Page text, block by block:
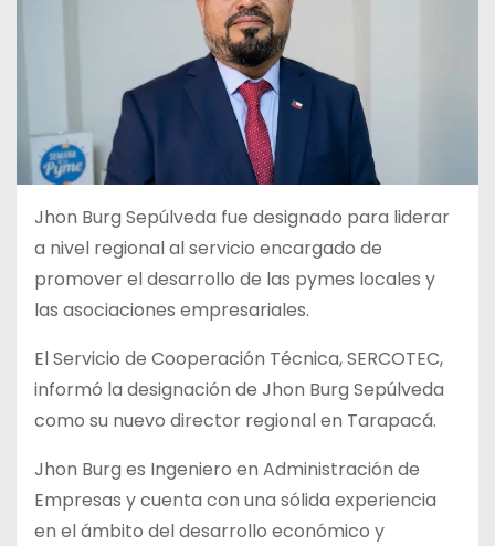
Jhon Burg Sepúlveda fue designado para liderar
a nivel regional al servicio encargado de
promover el desarrollo de las pymes locales y
las asociaciones empresariales.
El Servicio de Cooperación Técnica, SERCOTEC,
informó la designación de Jhon Burg Sepúlveda
como su nuevo director regional en Tarapacá.
Jhon Burg es Ingeniero en Administración de
Empresas y cuenta con una sólida experiencia
en el ámbito del desarrollo económico y